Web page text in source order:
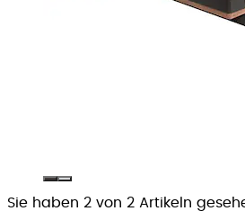
Sie haben 2 von 2 Artikeln